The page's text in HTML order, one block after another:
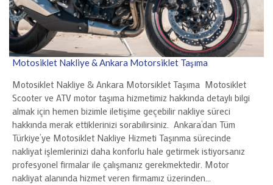
Motosiklet Nakliye & Ankara Motorsiklet Taşıma
Motosiklet Nakliye & Ankara Motorsiklet Taşıma Motosiklet
Scooter ve ATV motor taşıma hizmetimiz hakkında detaylı bilgi
almak için hemen bizimle iletişime geçebilir nakliye süreci
hakkında merak ettiklerinizi sorabilirsiniz. Ankara’dan Tüm
Türkiye’ye Motosiklet Nakliye Hizmeti Taşınma sürecinde
nakliyat işlemlerinizi daha konforlu hale getirmek istiyorsanız
profesyonel firmalar ile çalışmanız gerekmektedir. Motor
nakliyat alanında hizmet veren firmamız üzerinden…